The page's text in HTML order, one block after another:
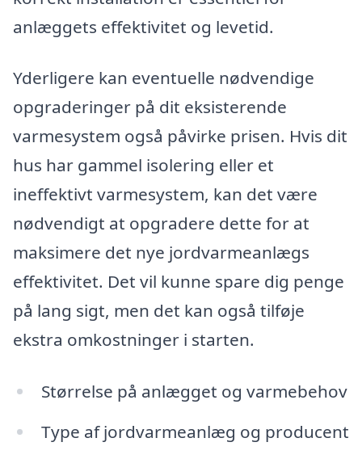
anlæggets effektivitet og levetid.
Yderligere kan eventuelle nødvendige
opgraderinger på dit eksisterende
varmesystem også påvirke prisen. Hvis dit
hus har gammel isolering eller et
ineffektivt varmesystem, kan det være
nødvendigt at opgradere dette for at
maksimere det nye jordvarmeanlægs
effektivitet. Det vil kunne spare dig penge
på lang sigt, men det kan også tilføje
ekstra omkostninger i starten.
Størrelse på anlægget og varmebehov
Type af jordvarmeanlæg og producent